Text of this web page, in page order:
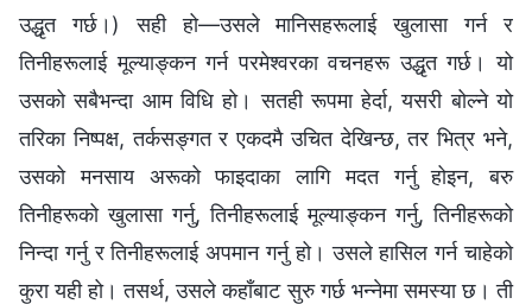
उद्धृत गर्छ।) सही हो—उसले मानिसहरूलाई खुलासा गर्न र
तिनीहरूलाई मूल्याङ्कन गर्न परमेश्‍वरका वचनहरू उद्धृत गर्छ। यो
उसको सबैभन्दा आम विधि हो। सतही रूपमा हेर्दा, यसरी बोल्ने यो
तरिका निष्पक्ष, तर्कसङ्गत र एकदमै उचित देखिन्छ, तर भित्र भने,
उसको मनसाय अरूको फाइदाका लागि मदत गर्नु होइन, बरु
तिनीहरूको खुलासा गर्नु, तिनीहरूलाई मूल्याङ्कन गर्नु, तिनीहरूको
निन्दा गर्नु र तिनीहरूलाई अपमान गर्नु हो। उसले हासिल गर्न चाहेको
कुरा यही हो। तसर्थ, उसले कहाँबाट सुरु गर्छ भन्‍नेमा समस्या छ। ती